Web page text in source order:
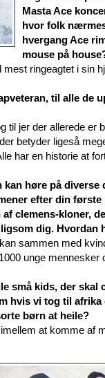
Masta Ace
hvor folk
hvergang Ace
mouse på
ringeagtet i sin
til alle de
til jer der allerede er
betyder ligeså
har en historie at
kan høre på diverse
efter din første
clemens-kloner,
dig. Hvordan
sammen med
unge mennesker
små kids, der skal
hvis vi tog til
børn at heile?
at komme af